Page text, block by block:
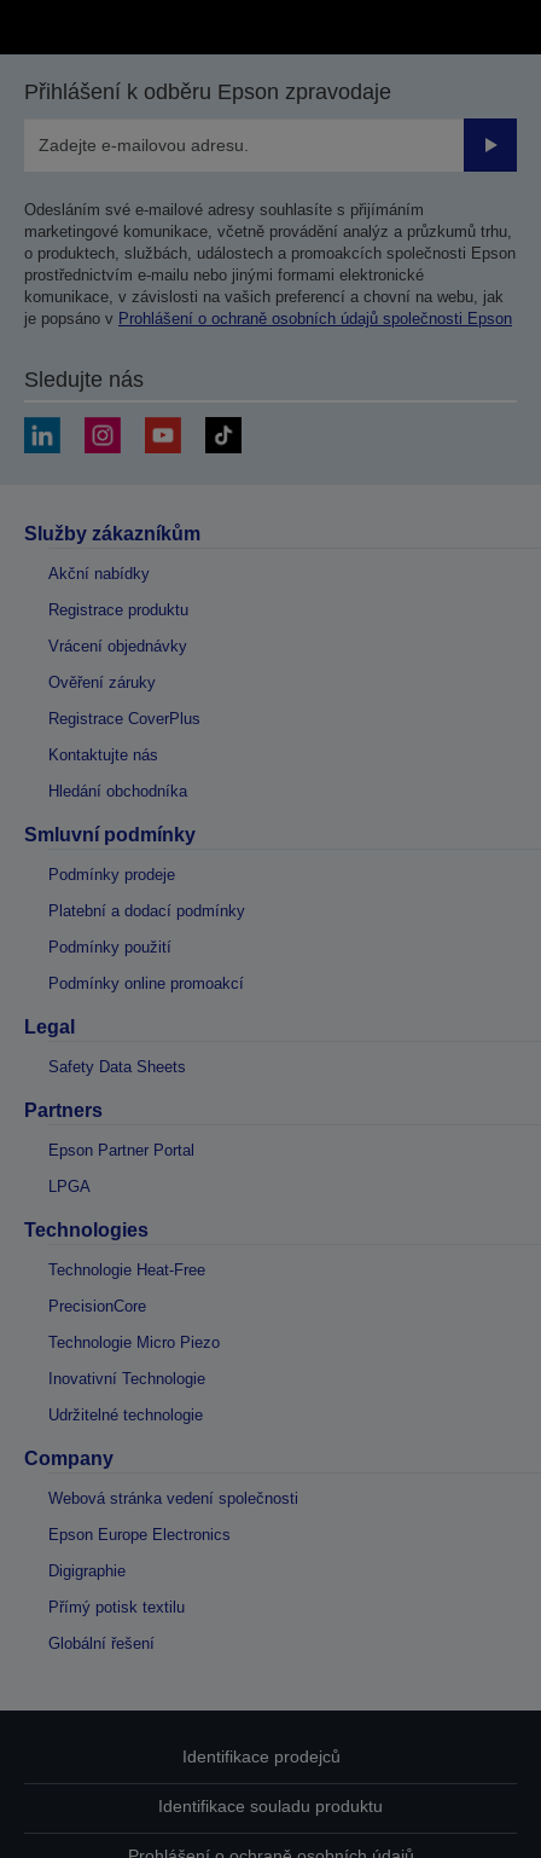
Přihlášení k odběru Epson zpravodaje
Odesláním své e-mailové adresy souhlasíte s přijímáním
marketingové komunikace, včetně provádění analýz a průzkumů trhu,
o produktech, službách, událostech a promoakcích společnosti Epson
prostřednictvím e-mailu nebo jinými formami elektronické
komunikace, v závislosti na vašich preferencí a chovní na webu, jak
je popsáno v Prohlášení o ochraně osobních údajů společnosti Epson
Sledujte nás
Služby zákazníkům
Akční nabídky
Registrace produktu
Vrácení objednávky
Ověření záruky
Registrace CoverPlus
Kontaktujte nás
Hledání obchodníka
Smluvní podmínky
Podmínky prodeje
Platební a dodací podmínky
Podmínky použití
Podmínky online promoakcí
Legal
Safety Data Sheets
Partners
Epson Partner Portal
LPGA
Technologies
Technologie Heat-Free
PrecisionCore
Technologie Micro Piezo
Inovativní Technologie
Udržitelné technologie
Company
Webová stránka vedení společnosti
Epson Europe Electronics
Digigraphie
Přímý potisk textilu
Globální řešení
Identifikace prodejců
Identifikace souladu produktu